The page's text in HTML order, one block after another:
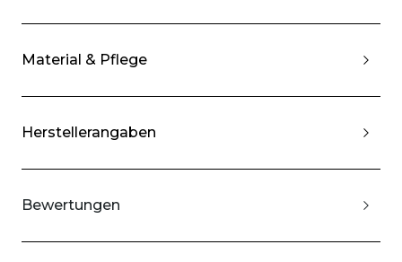
Material & Pflege
Herstellerangaben
Bewertungen